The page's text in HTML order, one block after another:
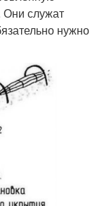
служат
нужно